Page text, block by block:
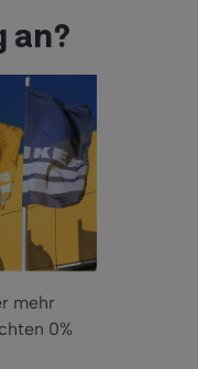
an?
mehr
0%